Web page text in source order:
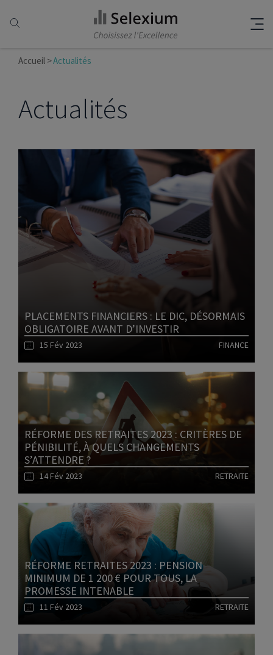
Accueil Actualités
Actualités
PLACEMENTS FINANCIERS : LE DIC, DÉSORMAIS
OBLIGATOIRE AVANT D’INVESTIR
15 Fév 2023 FINANCE
Lire l'article
RÉFORME DES RETRAITES 2023 : CRITÈRES DE
PÉNIBILITÉ, À QUELS CHANGEMENTS
S’ATTENDRE ?
14 Fév 2023 RETRAITE
Lire l'article
RÉFORME RETRAITES 2023 : PENSION
MINIMUM DE 1 200 € POUR TOUS, LA
PROMESSE INTENABLE
11 Fév 2023 RETRAITE